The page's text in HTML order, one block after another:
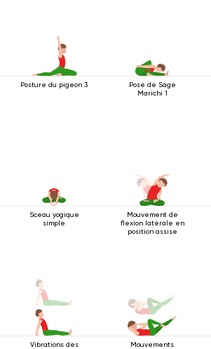
Posture du pigeon 3
Pose de Sage
Marichi 1
Sceau yogique
simple
Mouvement de
flexion latérale en
position assise
Vibrations des Mouvements